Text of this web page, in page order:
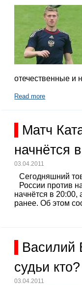
отечественные и
Read more
Матч
начнётся
03.04.2011
Сегодняшний
России против
начнётся в 20:00,
ранее. Об этом
Василий
судьи кто?
03.04.2011